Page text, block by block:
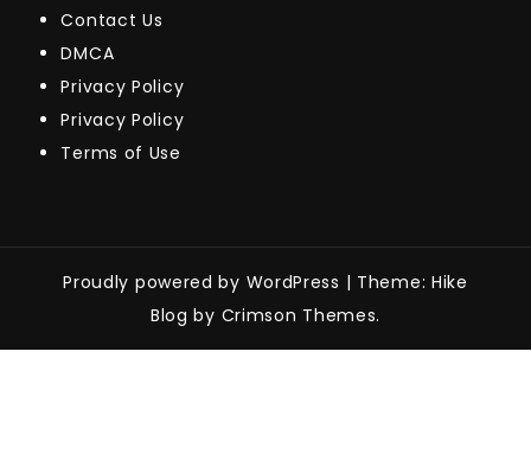
Contact Us
DMCA
Privacy Policy
Privacy Policy
Terms of Use
Proudly powered by WordPress | Theme: Hike
Blog by Crimson Themes.